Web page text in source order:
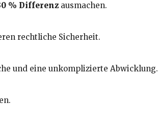
% Differenzausmachen.
rechtliche Sicherheit.
und eine unkomplizierte Abwicklung.